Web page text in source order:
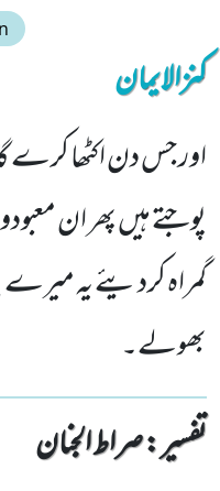
کنزالایمان
اور جس دن اکٹھا کرے
پوجتے ہیں پھر ان
گمراہ کردیئے یہ میرے
بھولے۔
تفسیر : ‎صراط الجنان